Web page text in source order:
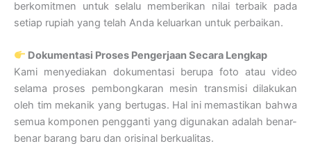
berkomitmen untuk selalu memberikan nilai terbaik pada
setiap rupiah yang telah Anda keluarkan untuk perbaikan.
Dokumentasi Proses Pengerjaan Secara Lengkap
Kami menyediakan dokumentasi berupa foto atau video
selama proses pembongkaran mesin transmisi dilakukan
oleh tim mekanik yang bertugas. Hal ini memastikan bahwa
semua komponen pengganti yang digunakan adalah benar-
benar barang baru dan orisinal berkualitas.